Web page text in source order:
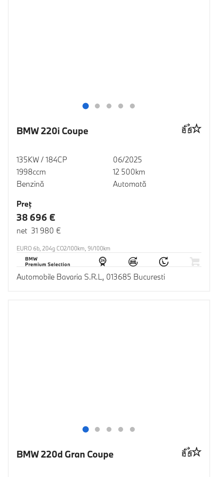
BMW 220i Coupe
135KW / 184CP
1998ccm
Benzină
06/2025
12 500km
Automată
Preţ
38 696 €
net 31 980 €
EURO 6b, 204g CO2/100km, 9l/100km
Automobile Bavaria S.R.L, 013685 Bucuresti
BMW 220d Gran Coupe